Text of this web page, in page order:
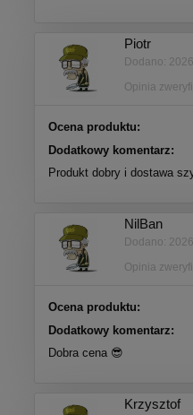
Piotr
Dodano:
Opinia
Ocena produktu:
Dodatkowy komentarz:
Produkt dobry i dostawa
NilBan
Dodano:
Opinia
Ocena produktu:
Dodatkowy komentarz:
Dobra cena 😎
Krzysztof